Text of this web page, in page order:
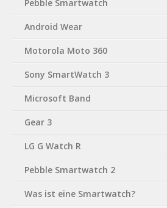
Pebble Smartwatch
Android Wear
Motorola Moto 360
Sony SmartWatch 3
Microsoft Band
Gear 3
LG G Watch R
Pebble Smartwatch 2
Was ist eine Smartwatch?